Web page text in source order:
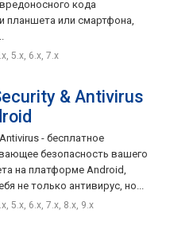
кода
планшета или смартфона,
5.x, 6.x, 7.x
& Antivirus
- бесплатное
безопасность вашего
на платформе Android,
не только антивирус, но...
5.x, 6.x, 7.x, 8.x, 9.x